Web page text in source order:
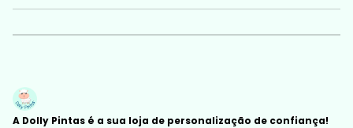
A Dolly Pintas é a sua loja de personalização de confiança!